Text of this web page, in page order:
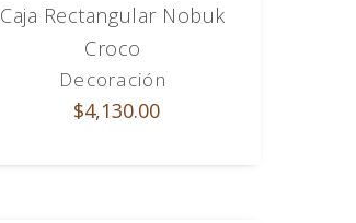
Caja Rectangular Nobuk
Croco
Decoración
$4,130.00